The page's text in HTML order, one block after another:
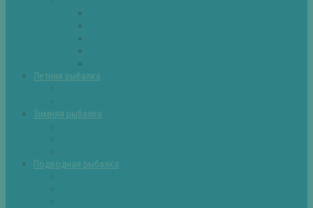
Летняя рыбалка
Зимняя рыбалка
Подводная рыбалка